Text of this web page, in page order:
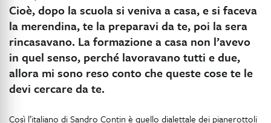
Cioè, dopo la scuola si veniva a casa, e si faceva
la merendina, te la preparavi da te, poi la sera
rincasavano. La formazione a casa non l’avevo
in quel senso, perché lavoravano tutti e due,
allora mi sono reso conto che queste cose te le
devi cercare da te.
Così l’italiano di Sandro Contin è quello dialettale dei pianerottoli